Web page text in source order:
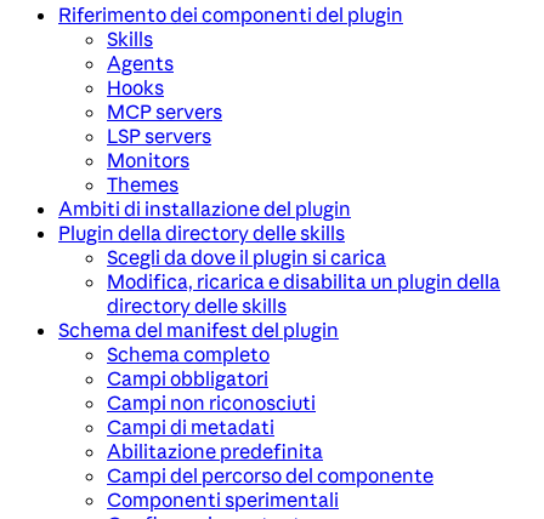
Riferimento dei componenti del plugin
Skills
Agents
Hooks
MCP servers
LSP servers
Monitors
Themes
Ambiti di installazione del plugin
Plugin della directory delle skills
Scegli da dove il plugin si carica
Modifica, ricarica e disabilita un plugin della
directory delle skills
Schema del manifest del plugin
Schema completo
Campi obbligatori
Campi non riconosciuti
Campi di metadati
Abilitazione predefinita
Campi del percorso del componente
Componenti sperimentali